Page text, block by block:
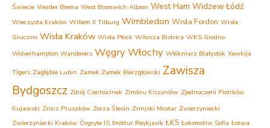
Świecie Werder Brema West Bromwich Albion West Ham Widzew Łódź
Wieczysta Kraków Willem II Tilburg Wimbledon Wisła Fordon Wisła
Gruczno Wisła Kraków Wisła Płock Witosza Bistrica WKS Grodno
Wolverhampton Wanderers WęgryWłochy Włókniarz Białystok Xewkija
Tigers Zagłębie Lubin Zamek Zamek Bierzgłowski Zawisza
Bydgoszcz Zdrój Ciechocinek Zimbru Kiszyniów Zjednoczeni Piotrków
Kujawski Znicz Pruszków Zorza Ślesin Zrinjski Mostar Zwierzyniecki
Zwierzyniecki Kraków Örgryte IS Þróttur Reykjavík ŁKS Łokomotiw Sofia Łotwa